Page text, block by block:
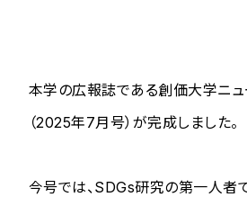
本学の広報誌である創価大学ニュ
（2025年7月号）が完成しました。
今号では、SDGs研究の第一人者